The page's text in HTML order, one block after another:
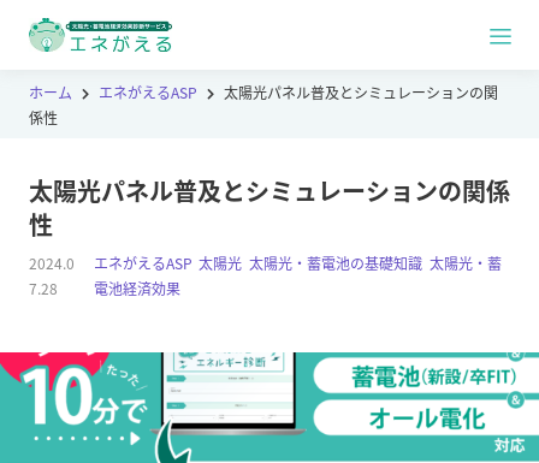
ホーム エネがえるASP
太陽光パネル普及とシミュレーションの関
係性
太陽光パネル普及とシミュレーションの関係
性
エネがえるASP ,太陽光 ,太陽光・蓄電池の基礎知識 ,太陽光・蓄
電池経済効果
2024.0
7.28